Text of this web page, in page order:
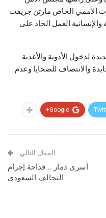
الأممي الخاص مارتن جريفت
العمل الجاد على
لدخول الأدوية والأغذية
والانتصاف للضحايا وعدم
Google+
المقال التالي
أسرى ذمار .. فداحة إجرام
التحالف السعودي